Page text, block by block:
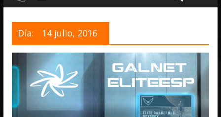
Día: 14 julio, 2016